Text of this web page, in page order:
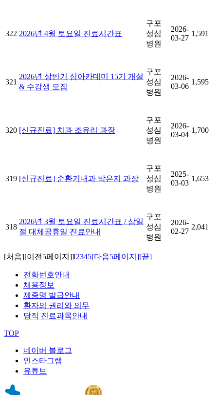
322 2026년 4월 토요일 진료시간표
구포
성심
병원
2026-
03-27
1,591
321
2026년 상반기 심아카데미 15기 개설
& 수강생 모집
구포
성심
병원
2026-
03-06
1,595
320 [신규진료] 치과 조유리 과장
구포
성심
병원
2026-
03-04
1,700
319 [신규진료] 순환기내과 박은지 과장
구포
성심
병원
2025-
03-03
1,653
318
2026년 3월 토요일 진료시간표 / 삼일
절 대체공휴일 진료안내
구포
성심
병원
2026-
02-27
2,041
[처음][이전5페이지]12345[다음5페이지][끝]
전화번호안내
채용정보
제증명 발급안내
환자의 권리와 의무
당직 진료과목안내
TOP
네이버 블로그
인스타그램
유튜브